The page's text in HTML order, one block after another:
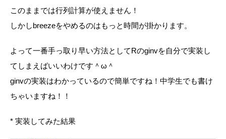
このままでは行列計算が使えません！
しかしbreezeをやめるのはもっと時間が掛かります。
よって一番手っ取り早い方法としてRのginvを自分で実装し
てしまえばいいわけです＾ω＾
ginvの実装はわかっているので簡単ですね！中学生でも書け
ちゃいますね！！
* 実装してみた結果